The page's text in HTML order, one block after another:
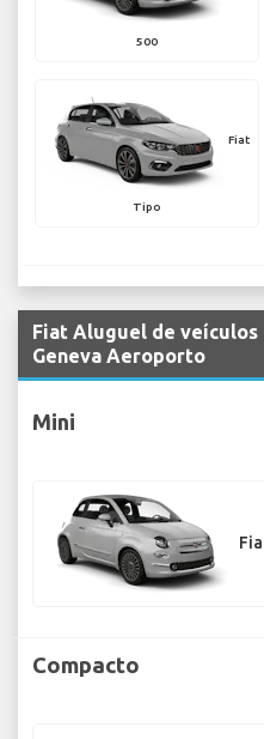
500
Fiat
Tipo
Fiat Aluguel de
Geneva Aeroporto
Mini
Compacto